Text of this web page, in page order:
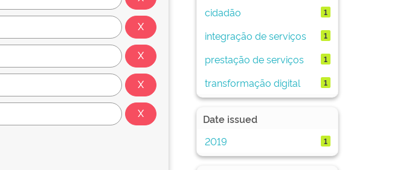
cidadão
1
integração de serviços 1
prestação de serviços 1
transformação digital 1
Date issued
2019
1